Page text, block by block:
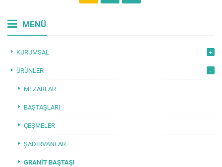
MENÜ
KURUMSAL
ÜRÜNLER
MEZARLAR
BAŞTAŞLARI
ÇEŞMELER
ŞADIRVANLAR
GRANIT BAŞTAŞI